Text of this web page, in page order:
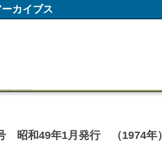
カイブス
昭和49年1月発行 （1974年）